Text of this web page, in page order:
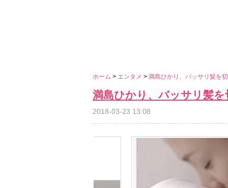
ホーム > エンタメ > 満島ひかり、バッサリ髪を
満島ひかり、バッサリ髪
2018-03-23 13:08